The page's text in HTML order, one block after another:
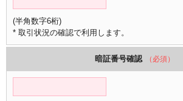
(半角数字6桁)
* 取引状況の確認で利用します。
暗証番号確認 （必須）